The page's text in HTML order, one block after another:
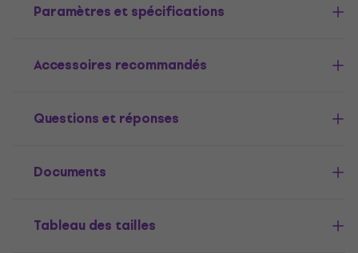
Paramètres et spécifications
Accessoires recommandés
Questions et réponses
Documents
Tableau des tailles